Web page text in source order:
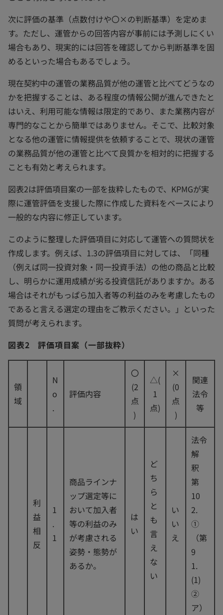
次に評価の基準（点数付けや〇×の判断基準）を定めま
す。ただし、運管からの回答内容が事前には予測しにくい
場合もあり、現実的には回答を確認してから判断基準を固
めるといった場合もあるでしょう。
現在契約中の運管の業務品質が他の運管と比べてどうなの
かを把握することは、ある程度の情報公開が進んできたと
はいえ、利用可能な情報は限定的であり、また業務内容が
専門的なことから簡単ではありません。そこで、比較対象
となる他の運管に情報提供を依頼することで、現状の運管
の業務品質が他の運管と比べて良質かを相対的に把握する
ことも有効と考えられます。
図表2は評価項目案の一部を抜粋したもので、KPMGが実
際に運管評価を支援した際に作成した資料をベースにより
一般的な内容に修正しています。
このように整理した評価項目に対応して運管への質問状を
作成します。例えば、1.3の評価項目に対しては、「同種
（例えば同一投資対象・同一投資手法）の他の商品と比較
し、明らかに運用成績が劣る投資信託がありますか。ある
場合はそれがもっぱら加入者等の利益のみを考慮したもの
であると言える選定の理由をご教示ください。」といった
質問が考えられます。
図表2 評価項目案（一部抜粋）
領
域
N
o
.
評価内容
〇
(2
点
)
△(
1
点)
×
(0
点
)
関連
法令
等
利
益
相
反
1
.
1
商品ラインナ
ップ選定等に
おいて加入者
等の利益のみ
が考慮される
姿勢・態勢が
あるか。
は
い
ど
ち
ら
と
も
言
え
な
い
い
い
え
法令
解
釈
第
10
2.
①
（第
9
1.
(1)
②
ア）